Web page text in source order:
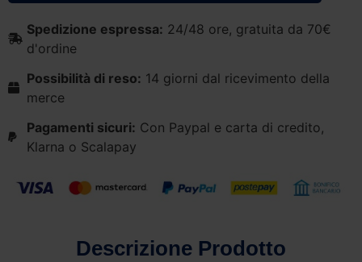
Spedizione espressa: 24/48 ore, gratuita da 70€
d'ordine
Possibilità di reso: 14 giorni dal ricevimento della
merce
Pagamenti sicuri: Con Paypal e carta di credito,
Klarna o Scalapay
Descrizione Prodotto